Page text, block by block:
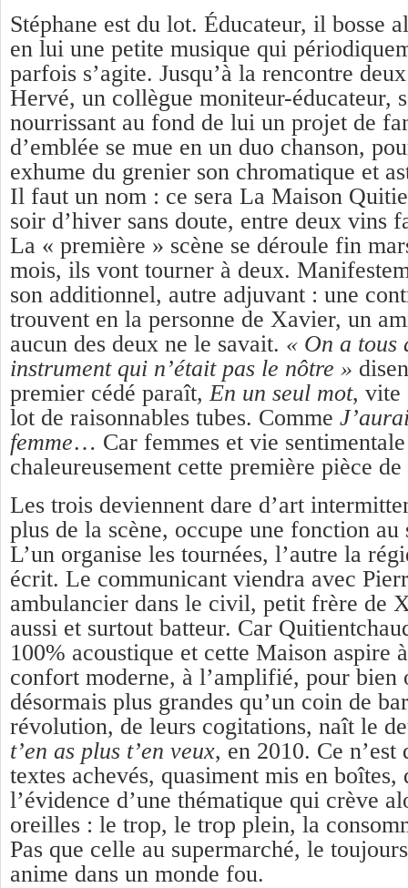
Stéphane est du lot. Éducateur, il bosse
en lui une petite musique qui
parfois s’agite. Jusqu’à la rencontre
Hervé, un collègue moniteur-éducateur,
nourrissant au fond de lui un projet de
d’emblée se mue en un duo chanson,
exhume du grenier son chromatique et
Il faut un nom : ce sera La Maison
soir d’hiver sans doute, entre deux vins
La « première » scène se déroule fin
mois, ils vont tourner à deux.
son additionnel, autre adjuvant : une
trouvent en la personne de Xavier, un
aucun des deux ne le savait. « On a tous
instrument qui n’était pas le nôtre »
premier cédé paraît, En un seul mot, vite
lot de raisonnables tubes. Comme
femme… Car femmes et vie
chaleureusement cette première pièce
Les trois deviennent dare d’art
plus de la scène, occupe une fonction au
L’un organise les tournées, l’autre la
écrit. Le communicant viendra avec
ambulancier dans le civil, petit frère de
aussi et surtout batteur. Car
100% acoustique et cette Maison aspire
confort moderne, à l’amplifié, pour bien
désormais plus grandes qu’un coin de
révolution, de leurs cogitations, naît le
t’en as plus t’en veux, en 2010. Ce n’est
textes achevés, quasiment mis en boîtes,
l’évidence d’une thématique qui crève
oreilles : le trop, le trop plein, la
Pas que celle au supermarché, le
anime dans un monde fou.